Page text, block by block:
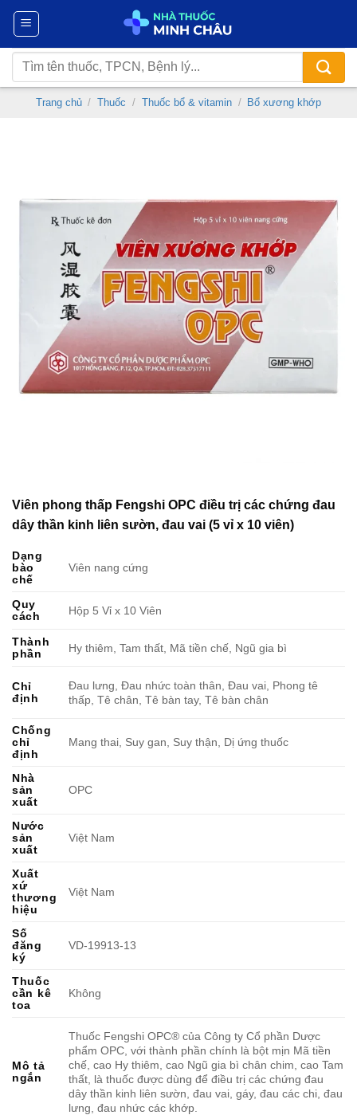
Chuyển
nội
dung
Tìm
kiếm:
Trang chủ / Thuốc / Thuốc bổ & vitamin / Bổ xương khớp
Viên phong thấp Fengshi OPC điều trị các chứng đau
dây thần kinh liên sườn, đau vai (5 vỉ x 10 viên)
Dạng
bào
chế
Viên nang cứng
Quy
cách
Hộp 5 Vỉ x 10 Viên
Thành
phần
Hy thiêm, Tam thất, Mã tiền chế, Ngũ gia bì
Chỉ
định
Đau lưng, Đau nhức toàn thân, Đau vai, Phong tê
thấp, Tê chân, Tê bàn tay, Tê bàn chân
Chống
chỉ
định
Mang thai, Suy gan, Suy thận, Dị ứng thuốc
Nhà
sản
xuất
OPC
Nước
sản
xuất
Việt Nam
Xuất
xứ
thương
hiệu
Việt Nam
Số
đăng
ký
VD-19913-13
Thuốc
cần kê
toa
Không
Mô tả
ngắn
Thuốc Fengshi OPC® của Công ty Cổ phần Dược
phẩm OPC, với thành phần chính là bột mịn Mã tiền
chế, cao Hy thiêm, cao Ngũ gia bì chân chim, cao Tam
thất, là thuốc được dùng để điều trị các chứng đau
dây thần kinh liên sườn, đau vai, gáy, đau các chi, đau
lưng, đau nhức các khớp.